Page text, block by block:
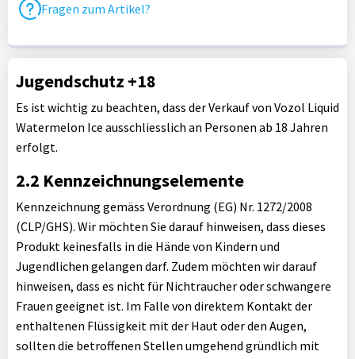
Fragen zum Artikel?
Jugendschutz +18
Es ist wichtig zu beachten, dass der Verkauf von Vozol Liquid
Watermelon Ice ausschliesslich an Personen ab 18 Jahren
erfolgt.
2.2 Kennzeichnungselemente
Kennzeichnung gemäss Verordnung (EG) Nr. 1272/2008
(CLP/GHS). Wir möchten Sie darauf hinweisen, dass dieses
Produkt keinesfalls in die Hände von Kindern und
Jugendlichen gelangen darf. Zudem möchten wir darauf
hinweisen, dass es nicht für Nichtraucher oder schwangere
Frauen geeignet ist. Im Falle von direktem Kontakt der
enthaltenen Flüssigkeit mit der Haut oder den Augen,
sollten die betroffenen Stellen umgehend gründlich mit